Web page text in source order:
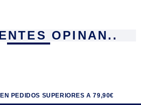
OPINAN..
PEDIDOS SUPERIORES A 79,90€